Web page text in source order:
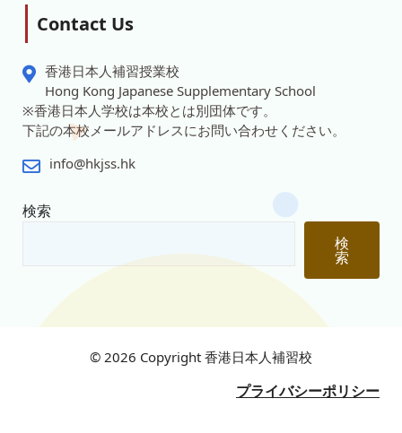
Contact Us
香港日本人補習授業校
Hong Kong Japanese Supplementary School
※香港日本人学校は本校とは別団体です。
下記の本校メールアドレスにお問い合わせください。
info@hkjss.hk
検索
検
索
© 2026 Copyright 香港日本人補習校
プライバシーポリシー